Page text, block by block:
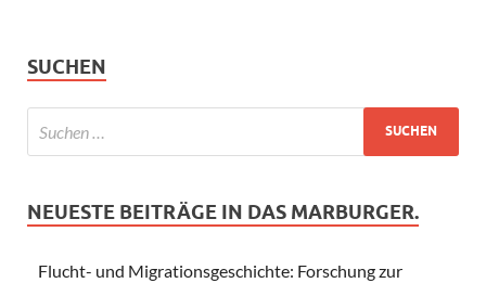
SUCHEN
NEUESTE BEITRÄGE IN DAS MARBURGER.
Flucht- und Migrationsgeschichte: Forschung zur